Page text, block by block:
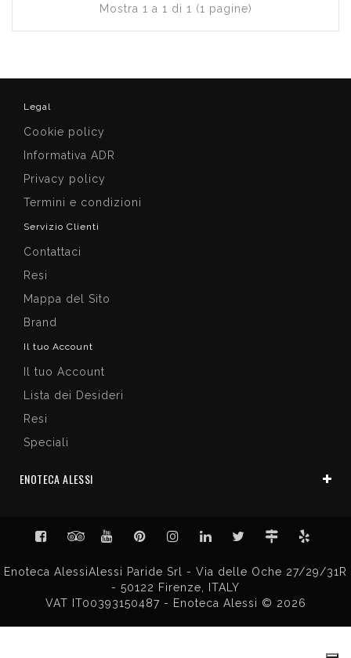
Mostra 1 a 1 di 1 (1 pagine)
Legal
Cookie policy
Informativa ADR
Privacy policy
Termini e condizioni
Servizio Clienti
Contattaci
Resi
Mappa del Sito
Brand
Il tuo Account
Il tuo Account
Lista dei Desideri
Resi
Speciali
ENOTECA ALESSI
Enoteca AlessiAlessi Paride Srl - Via delle Oche 27/29/31R
- 50122 Firenze, ITALY
VAT IT00393150487 - Enoteca Alessi © 2026